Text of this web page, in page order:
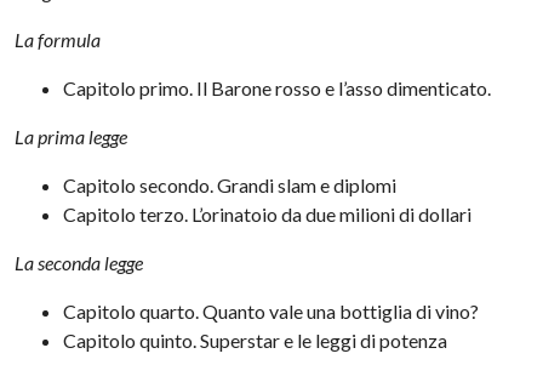
La formula
Capitolo primo. Il Barone rosso e l’asso dimenticato.
La prima legge
Capitolo secondo. Grandi slam e diplomi
Capitolo terzo. L’orinatoio da due milioni di dollari
La seconda legge
Capitolo quarto. Quanto vale una bottiglia di vino?
Capitolo quinto. Superstar e le leggi di potenza